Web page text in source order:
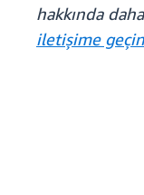
hakkında
iletişime